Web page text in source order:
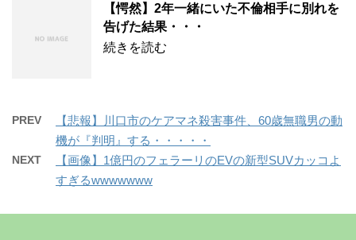
【愕然】2年一緒にいた不倫相手に別れを
告げた結果・・・
続きを読む
PREV
【悲報】川口市のケアマネ殺害事件、60歳無職男の動
機が『判明』する・・・・・
NEXT
【画像】1億円のフェラーリのEVの新型SUVカッコよ
すぎるwwwwwww